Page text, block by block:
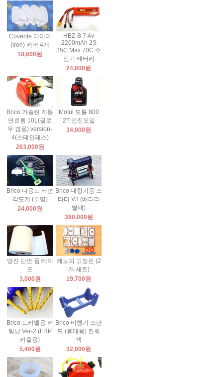
Coverite 다리미
(iron) 커버 4개
18,000원
HBZ-B 7.4v
2200mAh 2S
35C Max 70C 수
신기 배터리
24,000원
Brico 가솔린 자동
연료통 10L(글로
우 겸용) version-
4(스테인레스)
263,000원
Motul 모튤 800
2T 엔진오일
34,000원
Brico 다용도 타면
각도계 (투명)
24,000원
Brico 대형기용 스
타터 V3 (배터리
별매)
380,000원
방진 단면 폼 테이
프
3,000원
캐노피 고정핀 (2
개 세트)
19,700원
Brico 드라멜용 커
팅날 Ver-2 (FRP
카울용)
5,400원
Brico 비행기 스탠
드 (휴대용) 진회
색
32,000원